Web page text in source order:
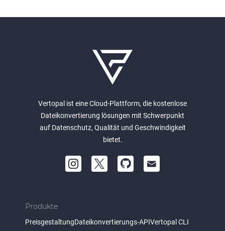
Vertopal ist eine Cloud-Plattform, die kostenlose
Dateikonvertierung lösungen mit Schwerpunkt
auf Datenschutz, Qualität und Geschwindigkeit
bietet.
Produkte
PreisgestaltungDateikonvertierungs-APIVertopal CLI